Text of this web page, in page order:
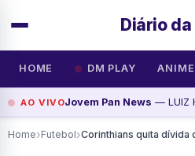
Diário da
HOME DM PLAY ANIME
AO VIVOJovem Pan News — LUIZ HENRIQUE NO
Home›Futebol›